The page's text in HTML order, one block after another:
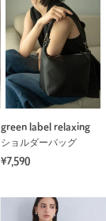
green label relaxing
ショルダーバッグ
¥7,590